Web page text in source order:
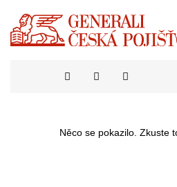
Něco se pokazilo. Zkuste